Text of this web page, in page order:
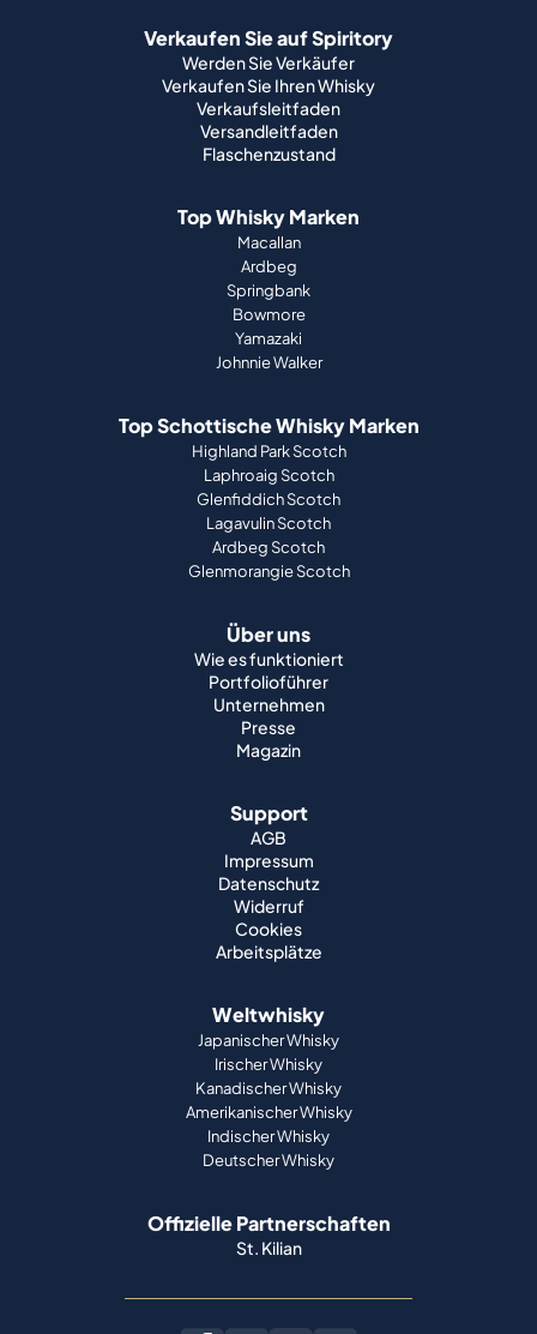
Verkaufen Sie auf Spiritory
Werden Sie Verkäufer
Verkaufen Sie Ihren Whisky
Verkaufsleitfaden
Versandleitfaden
Flaschenzustand
Top Whisky Marken
Macallan
Ardbeg
Springbank
Bowmore
Yamazaki
Johnnie Walker
Top Schottische Whisky Marken
Highland Park Scotch
Laphroaig Scotch
Glenfiddich Scotch
Lagavulin Scotch
Ardbeg Scotch
Glenmorangie Scotch
Über uns
Wie es funktioniert
Portfolioführer
Unternehmen
Presse
Magazin
Support
AGB
Impressum
Datenschutz
Widerruf
Cookies
Arbeitsplätze
Weltwhisky
Japanischer Whisky
Irischer Whisky
Kanadischer Whisky
Amerikanischer Whisky
Indischer Whisky
Deutscher Whisky
Offizielle Partnerschaften
St. Kilian